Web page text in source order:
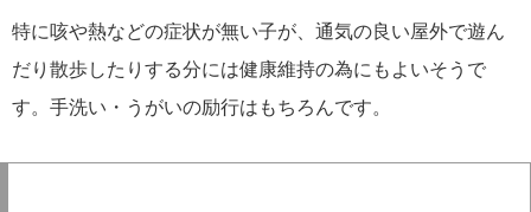
特に咳や熱などの症状が無い子が、通気の良い屋外で遊ん
だり散歩したりする分には健康維持の為にもよいそうで
す。手洗い・うがいの励行はもちろんです。